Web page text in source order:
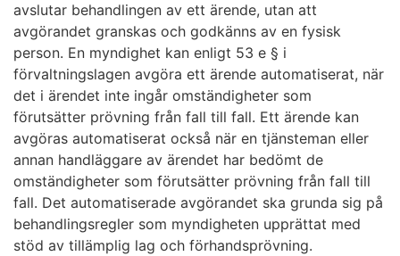
avslutar behandlingen av ett ärende, utan att
avgörandet granskas och godkänns av en fysisk
person. En myndighet kan enligt 53 e § i
förvaltningslagen avgöra ett ärende automatiserat, när
det i ärendet inte ingår omständigheter som
förutsätter prövning från fall till fall. Ett ärende kan
avgöras automatiserat också när en tjänsteman eller
annan handläggare av ärendet har bedömt de
omständigheter som förutsätter prövning från fall till
fall. Det automatiserade avgörandet ska grunda sig på
behandlingsregler som myndigheten upprättat med
stöd av tillämplig lag och förhandsprövning.